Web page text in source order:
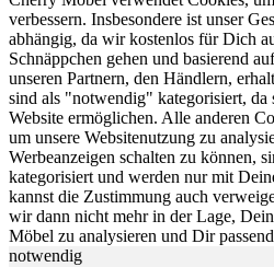
verbessern. Insbesondere ist unser
abhängig, da wir kostenlos für Dich
Schnäppchen gehen und basierend
unseren Partnern, den Händlern,
sind als "notwendig" kategorisiert, da
Website ermöglichen. Alle anderen
um unsere Websitenutzung zu
Werbeanzeigen schalten zu können,
kategorisiert und werden nur mit
kannst die Zustimmung auch
wir dann nicht mehr in der Lage,
Möbel zu analysieren und Dir
notwendig